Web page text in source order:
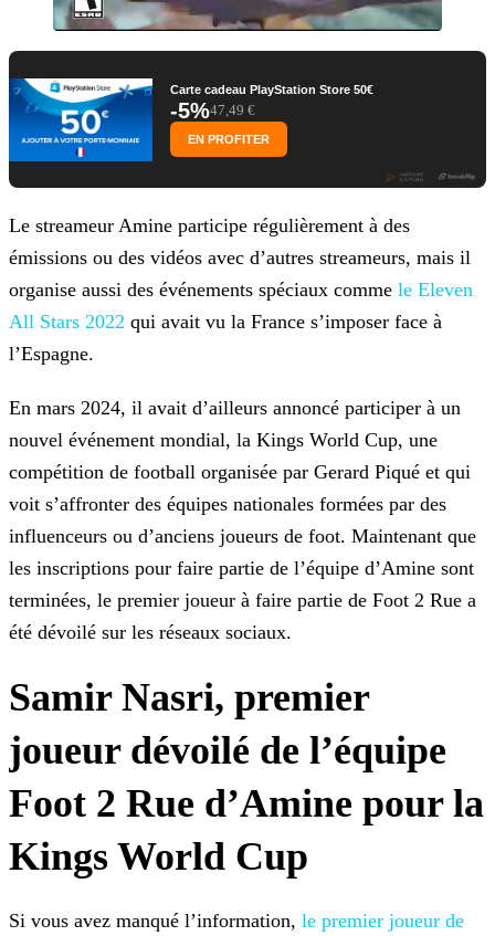
Carte cadeau PlayStation Store 50€
-5%47,49 €
EN PROFITER
Le streameur Amine participe régulièrement à des
émissions ou des vidéos avec d’autres streameurs, mais il
organise aussi des événements spéciaux comme le Eleven
All Stars 2022 qui avait vu la France s’imposer face à
l’Espagne.
En mars 2024, il avait d’ailleurs annoncé participer à un
nouvel événement mondial, la Kings World Cup, une
compétition de football organisée par Gerard Piqué et qui
voit s’affronter des équipes nationales formées par des
influenceurs ou d’anciens joueurs de foot. Maintenant que
les inscriptions pour faire partie de l’équipe d’Amine sont
terminées, le premier joueur à faire partie de Foot 2 Rue a
été dévoilé sur les réseaux sociaux.
Samir Nasri, premier
joueur dévoilé de l’équipe
Foot 2 Rue d’Amine pour la
Kings World Cup
Si vous avez manqué l’information, le premier joueur de